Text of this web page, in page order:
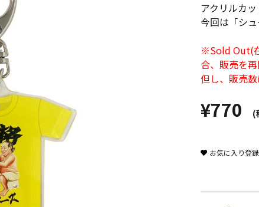
アクリルカ
今回は「シ
※Sold Out(
合、販売を再
但し、販売
¥770 (
お気に入り登